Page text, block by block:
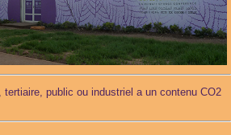
tertiaire, public ou industriel a un contenu CO2